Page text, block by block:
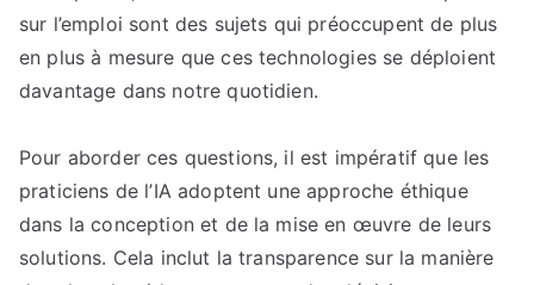
sur l’emploi sont des sujets qui préoccupent de plus
en plus à mesure que ces technologies se déploient
davantage dans notre quotidien.
Pour aborder ces questions, il est impératif que les
praticiens de l’IA adoptent une approche éthique
dans la conception et de la mise en œuvre de leurs
solutions. Cela inclut la transparence sur la manière